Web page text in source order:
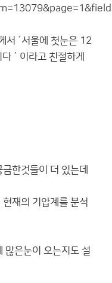
서 ´서울에 첫눈은 12
´ 이라고 친절하게
한것들이 더 있는데
재의 기압계를 분석
은눈이 오는지도 설